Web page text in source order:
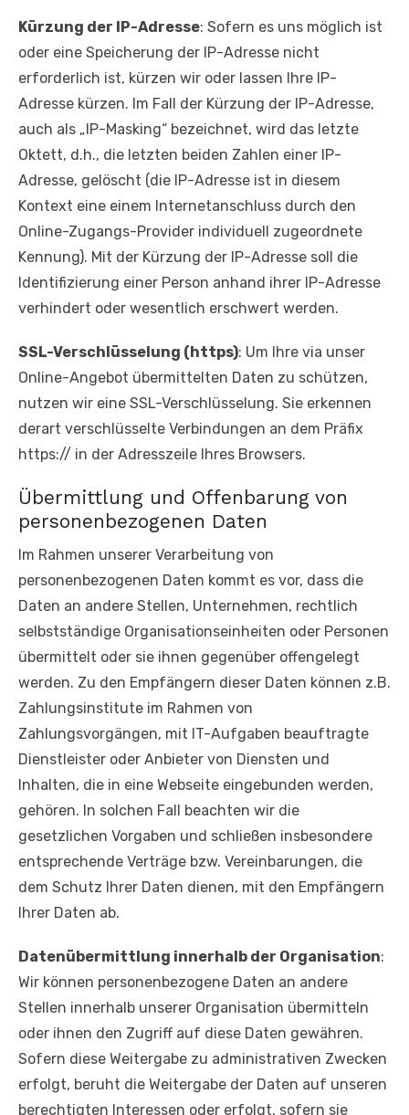
Kürzung der IP-Adresse: Sofern es uns möglich ist
oder eine Speicherung der IP-Adresse nicht
erforderlich ist, kürzen wir oder lassen Ihre IP-
Adresse kürzen. Im Fall der Kürzung der IP-Adresse,
auch als „IP-Masking“ bezeichnet, wird das letzte
Oktett, d.h., die letzten beiden Zahlen einer IP-
Adresse, gelöscht (die IP-Adresse ist in diesem
Kontext eine einem Internetanschluss durch den
Online-Zugangs-Provider individuell zugeordnete
Kennung). Mit der Kürzung der IP-Adresse soll die
Identifizierung einer Person anhand ihrer IP-Adresse
verhindert oder wesentlich erschwert werden.
SSL-Verschlüsselung (https): Um Ihre via unser
Online-Angebot übermittelten Daten zu schützen,
nutzen wir eine SSL-Verschlüsselung. Sie erkennen
derart verschlüsselte Verbindungen an dem Präfix
https:// in der Adresszeile Ihres Browsers.
Übermittlung und Offenbarung von
personenbezogenen Daten
Im Rahmen unserer Verarbeitung von
personenbezogenen Daten kommt es vor, dass die
Daten an andere Stellen, Unternehmen, rechtlich
selbstständige Organisationseinheiten oder Personen
übermittelt oder sie ihnen gegenüber offengelegt
werden. Zu den Empfängern dieser Daten können z.B.
Zahlungsinstitute im Rahmen von
Zahlungsvorgängen, mit IT-Aufgaben beauftragte
Dienstleister oder Anbieter von Diensten und
Inhalten, die in eine Webseite eingebunden werden,
gehören. In solchen Fall beachten wir die
gesetzlichen Vorgaben und schließen insbesondere
entsprechende Verträge bzw. Vereinbarungen, die
dem Schutz Ihrer Daten dienen, mit den Empfängern
Ihrer Daten ab.
Datenübermittlung innerhalb der Organisation:
Wir können personenbezogene Daten an andere
Stellen innerhalb unserer Organisation übermitteln
oder ihnen den Zugriff auf diese Daten gewähren.
Sofern diese Weitergabe zu administrativen Zwecken
erfolgt, beruht die Weitergabe der Daten auf unseren
berechtigten Interessen oder erfolgt, sofern sie